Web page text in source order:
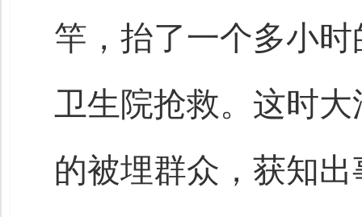
竿，抬了一个多小
卫生院抢救。这时
的被埋群众，获知